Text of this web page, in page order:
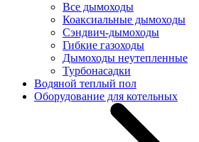
Все дымоходы
Коаксиальные дымоходы
Сэндвич-дымоходы
Гибкие газоходы
Дымоходы неутепленные
Турбонасадки
Водяной теплый пол
Оборудование для котельных